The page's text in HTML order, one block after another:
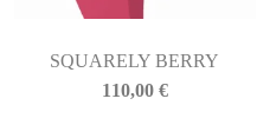
SQUARELY BERRY
110,00 €